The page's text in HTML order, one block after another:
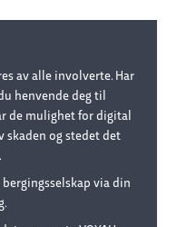
av alle involverte. Har
henvende deg til
de mulighet for digital
skaden og stedet det
via din